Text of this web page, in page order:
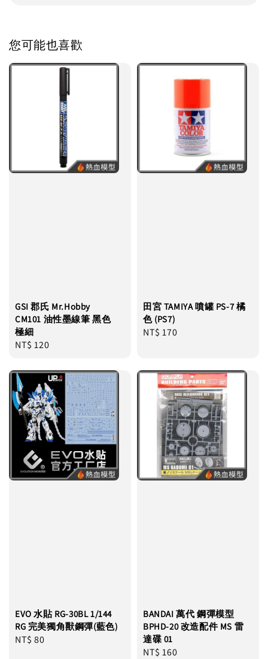
您可能也喜歡
GSI 郡氏 Mr.Hobby
CM101 油性墨線筆 黑色
極細
Regular
NT$ 120
田宮 TAMIYA 噴罐 PS-7 橘
色 (PS7)
Regular
NT$ 170
EVO 水貼 RG-30BL 1/144
RG 完美獨角獸鋼彈(藍色)
Regular
NT$ 80
BANDAI 萬代 鋼彈模型
BPHD-20 改造配件 MS 雷
達碟 01
Regular
NT$ 160